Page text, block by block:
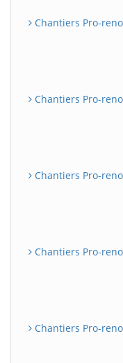
Chantiers Pro-
Chantiers Pro-
Chantiers Pro-
Chantiers Pro-
Chantiers Pro-